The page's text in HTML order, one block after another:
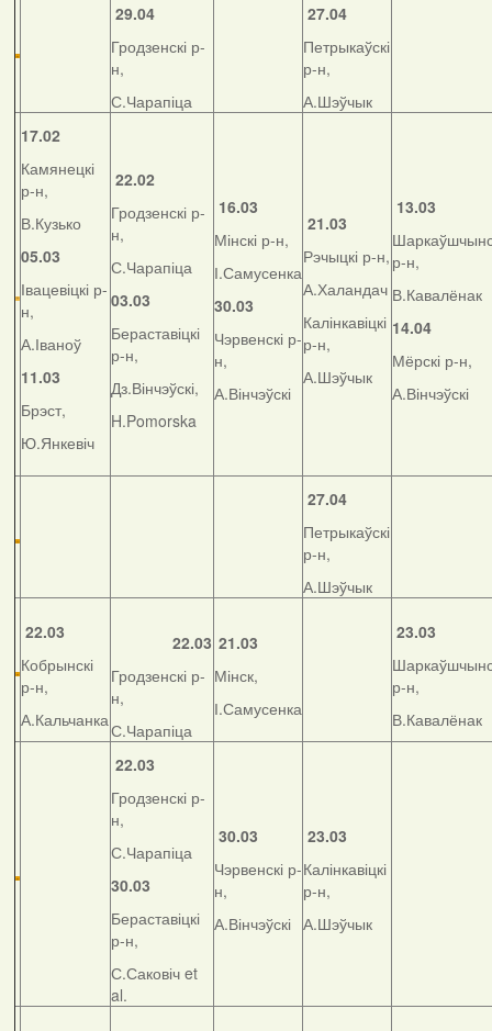
29.04
Гродзенскі р-
н,
С.Чарапіца
27.04
Петрыкаўскі
р-н,
А.Шэўчык
17.02
Камянецкі
р-н,
В.Кузько
05.03
Івацевіцкі р-
н,
А.Іваноў
11.03
Брэст,
Ю.Янкевіч
22.02
Гродзенскі р-
н,
С.Чарапіца
03.03
Бераставіцкі
р-н,
Дз.Вінчэўскі,
H.Pomorska
16.03
Мінскі р-н,
І.Самусенка
30.03
Чэрвенскі р-
н,
А.Вінчэўскі
21.03
Рэчыцкі р-н,
А.Халандач
Калінкавіцкі
р-н,
А.Шэўчык
13.03
р-н,
В.Кавалёнак
14.04
Мёрскі р-н,
А.Вінчэўскі
27.04
Петрыкаўскі
р-н,
А.Шэўчык
22.03
Кобрынскі
р-н,
А.Кальчанка
22.03
Гродзенскі р-
н,
С.Чарапіца
21.03
Мінск,
І.Самусенка
23.03
р-н,
В.Кавалёнак
22.03
Гродзенскі р-
н,
С.Чарапіца
30.03
Бераставіцкі
р-н,
С.Саковіч et
al.
30.03
Чэрвенскі р-
н,
А.Вінчэўскі
23.03
Калінкавіцкі
р-н,
А.Шэўчык